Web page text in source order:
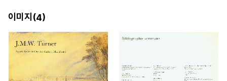
이미지(4)